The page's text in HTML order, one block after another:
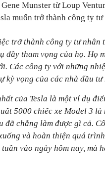
Munster từ Loup
muốn trở thành công ty tư
trở thành công ty tư nhân
đầy tham vọng của họ. Họ
Các công ty với những
kỳ vọng của các nhà đầu tư
của Tesla là một ví dụ
5000 chiếc xe Model 3
đã chẳng làm được gì cả.
và hoàn thiện quá
vào ngày hôm nay, mà